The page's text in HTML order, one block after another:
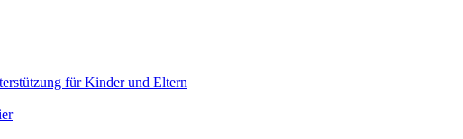
für Kinder und Eltern